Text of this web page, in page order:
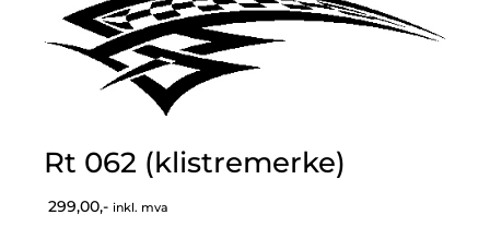
Rt 062 (klistremerke)
299,00,- inkl. mva